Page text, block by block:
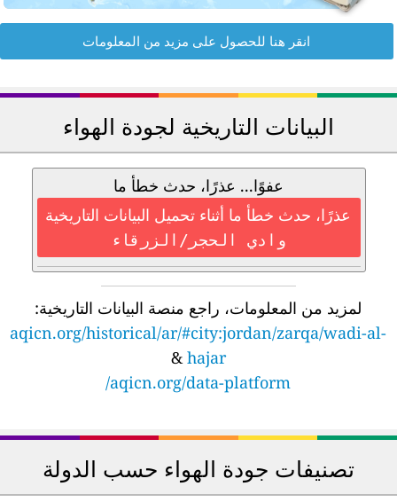
انقر هنا للحصول على مزيد من المعلومات
البيانات التاريخية لجودة الهواء
عفوًا... عذرًا، حدث خطأ ما
عذرًا، حدث خطأ ما أثناء تحميل البيانات التاريخية
وادي اﻟﺤﺠﺮ/اﻟﺰرﻗﺎء
لمزيد من المعلومات، راجع منصة البيانات التاريخية:
aqicn.org/historical/ar/#city:jordan/zarqa/wadi-al-
hajar
&
aqicn.org/data-platform/
تصنيفات جودة الهواء حسب الدولة